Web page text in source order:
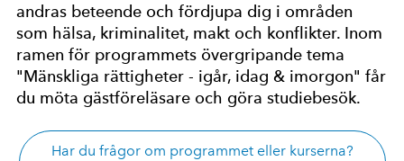
andras beteende och fördjupa dig i områden
som hälsa, kriminalitet, makt och konflikter. Inom
ramen för programmets övergripande tema
"Mänskliga rättigheter - igår, idag & imorgon" får
du möta gästföreläsare och göra studiebesök.
Har du frågor om programmet eller kurserna?